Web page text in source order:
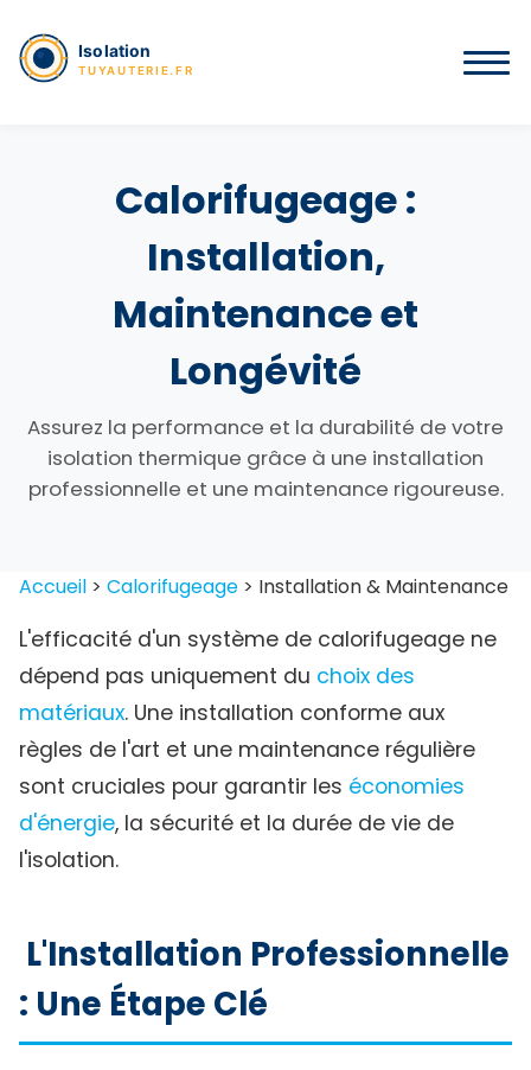
Calorifugeage :
Installation,
Maintenance et
Longévité
Assurez la performance et la durabilité de votre
isolation thermique grâce à une installation
professionnelle et une maintenance rigoureuse.
Accueil > Calorifugeage > Installation & Maintenance
L'efficacité d'un système de calorifugeage ne
dépend pas uniquement du choix des
matériaux. Une installation conforme aux
règles de l'art et une maintenance régulière
sont cruciales pour garantir les économies
d'énergie, la sécurité et la durée de vie de
l'isolation.
L'Installation Professionnelle
: Une Étape Clé